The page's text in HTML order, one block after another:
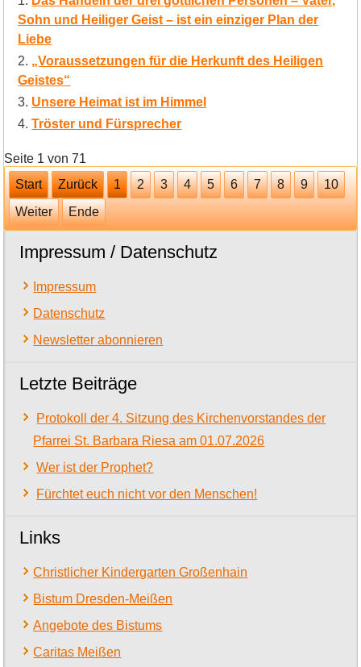
Sohn und Heiliger Geist – ist ein einziger Plan der
Liebe
„Voraussetzungen für die Herkunft des Heiligen
Geistes“
Unsere Heimat ist im Himmel
Tröster und Fürsprecher
Seite 1 von 71
Start
Zurück 1 2 3 4 5 6 7 8 9
10
Weiter
Ende
Impressum / Datenschutz
Impressum
Datenschutz
Newsletter abonnieren
Letzte Beiträge
Protokoll der 4. Sitzung des Kirchenvorstandes der
Pfarrei St. Barbara Riesa am 01.07.2026
Wer ist der Prophet?
Fürchtet euch nicht vor den Menschen!
Links
Christlicher Kindergarten Großenhain
Bistum Dresden-Meißen
Angebote des Bistums
Caritas Meißen